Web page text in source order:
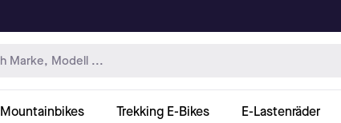
Mountainbikes Trekking E-Bikes E-Lastenräder